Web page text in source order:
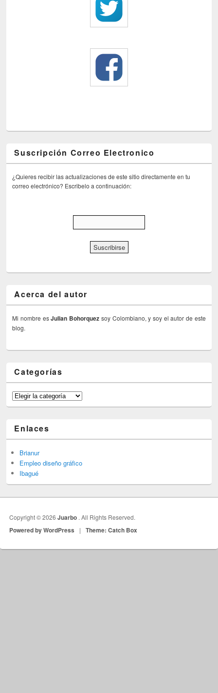
Suscripción Correo Electronico
¿Quieres recibir las actualizaciones de este sitio directamente en tu
correo electrónico? Escribelo a continuación:
Acerca del autor
Mi nombre esJulian Bohorquez soy Colombiano, y soy el autor de este
blog.
Categorías
Categorías
Enlaces
Brianur
Empleo diseño gráfico
Ibagué
Copyright © 2026Juarbo . All Rights Reserved.
Powered by WordPress | Theme: Catch Box